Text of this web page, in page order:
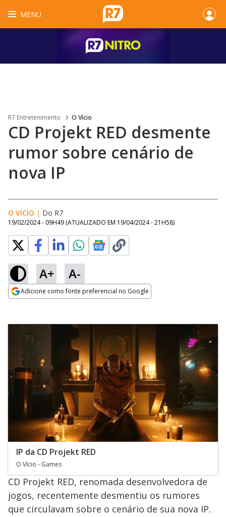
MENU
R7 Entretenimento O Vício
CD Projekt RED desmente
rumor sobre cenário de
nova IP
O VÍCIO | Do R7
19/02/2024 - 09H49 (ATUALIZADO EM 19/04/2024 - 21H58)
A+ A-
Adicione como fonte preferencial no Google
IP da CD Projekt RED
O Vício - Games
CD Projekt RED, renomada desenvolvedora de
jogos, recentemente desmentiu os rumores
que circulavam sobre o cenário de sua nova IP.